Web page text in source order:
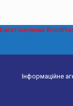
Інформаційне
Багатомовний